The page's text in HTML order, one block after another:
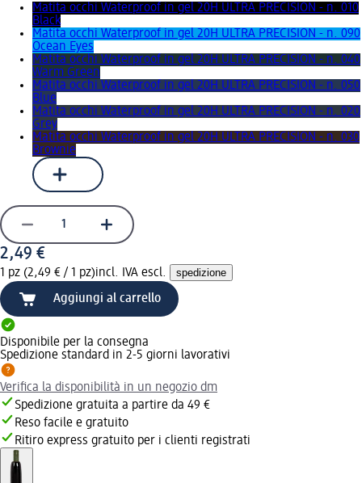
Matita occhi Waterproof in gel 20H ULTRA PRECISION - n. 010
Black
Matita occhi Waterproof in gel 20H ULTRA PRECISION - n. 090
Ocean Eyes
Matita occhi Waterproof in gel 20H ULTRA PRECISION - n. 040
Warm Green
Matita occhi Waterproof in gel 20H ULTRA PRECISION - n. 050
Blue
Matita occhi Waterproof in gel 20H ULTRA PRECISION - n. 020
Grey
Matita occhi Waterproof in gel 20H ULTRA PRECISION - n. 030
Brownie
2,49 €
1 pz (2,49 € / 1 pz)incl. IVA escl. spedizione
Aggiungi al carrello
Disponibile per la consegna
Spedizione standard in 2-5 giorni lavorativi
Verifica la disponibilità in un negozio dm
Spedizione gratuita a partire da 49 €
Reso facile e gratuito
Ritiro express gratuito per i clienti registrati